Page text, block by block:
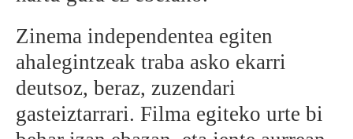
Zinema independentea egiten
ahalegintzeak traba asko ekarri
deutsoz, beraz, zuzendari
gasteiztarrari. Filma egiteko urte bi